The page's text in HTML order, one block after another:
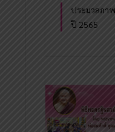
ประมวลภา
ปี 2565